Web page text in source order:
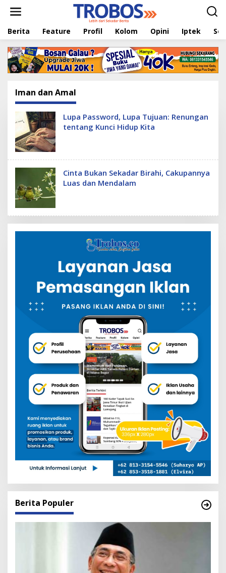
t
Berita Feature Profil Kolom Opini Iptek
Iman dan Amal
Lupa Password, Lupa Tujuan: Renungan
tentang Kunci Hidup Kita
Cinta Bukan Sekadar Birahi, Cakupannya
Luas dan Mendalam
Berita Populer